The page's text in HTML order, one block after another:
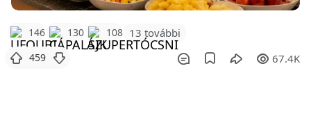
146 130 108 13 további
459 67.4K